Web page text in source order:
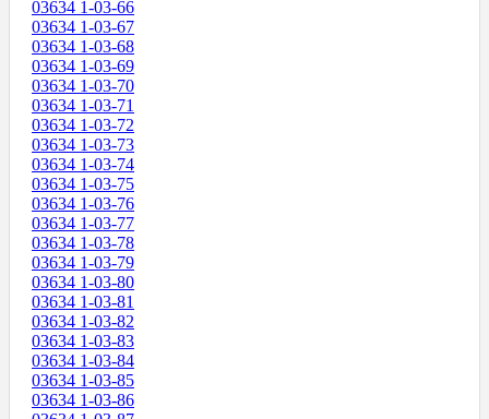
03634 1-03-66
03634 1-03-67
03634 1-03-68
03634 1-03-69
03634 1-03-70
03634 1-03-71
03634 1-03-72
03634 1-03-73
03634 1-03-74
03634 1-03-75
03634 1-03-76
03634 1-03-77
03634 1-03-78
03634 1-03-79
03634 1-03-80
03634 1-03-81
03634 1-03-82
03634 1-03-83
03634 1-03-84
03634 1-03-85
03634 1-03-86